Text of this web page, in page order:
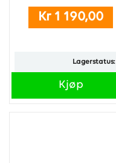
Kr 1 190,00
Lagerstatus:
Kjøp